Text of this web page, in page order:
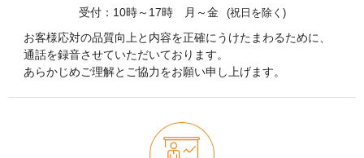
受付：10時～17時 月～金 (祝日を除く)
お客様応対の品質向上と内容を正確にうけたまわるために、
通話を録音させていただいております。
あらかじめご理解とご協力をお願い申し上げます。